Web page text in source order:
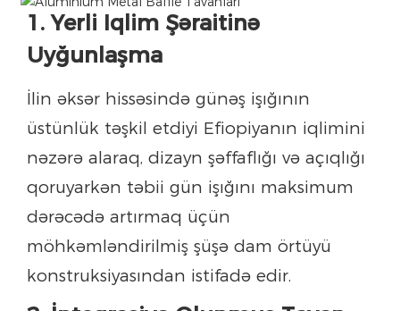
1. Yerli Iqlim Şəraitinə
Uyğunlaşma
İlin əksər hissəsində günəş işığının
üstünlük təşkil etdiyi Efiopiyanın iqlimini
nəzərə alaraq, dizayn şəffaflığı və açıqlığı
qoruyarkən təbii gün işığını maksimum
dərəcədə artırmaq üçün
möhkəmləndirilmiş şüşə dam örtüyü
konstruksiyasından istifadə edir.